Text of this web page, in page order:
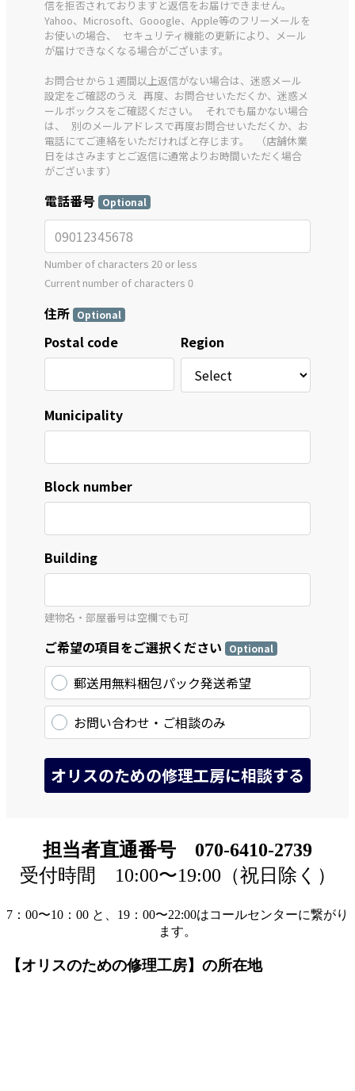
担当者直通番号 070-6410-2739
受付時間 10:00〜19:00（祝日除く）
7：00〜10：00 と、19：00〜22:00はコールセンターに繋がり
ます。
【オリスのための修理工房】の所在地